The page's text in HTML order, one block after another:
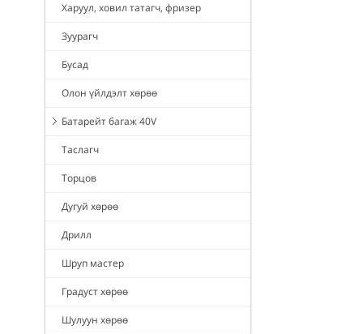
Харуул, ховил татагч, фризер
Зуурагч
Бусад
Олон үйлдэлт хөрөө
Батарейт багаж 40V
Таслагч
Торцов
Дугуй хөрөө
Дрилл
Шруп мастер
Градуст хөрөө
Шулуун хөрөө